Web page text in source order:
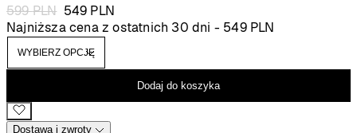
599PLN Pierwotna
cena
wynosiła:
599 PLN.
549 PLN
cena
Najniższa cena z ostatnich 30 dni - 549 PLN
Dodaj do koszyka
Dostawa i zwroty